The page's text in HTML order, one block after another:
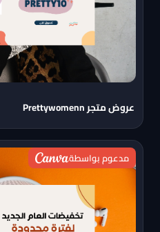
عروض متجر Prettywomenn
مدعوم بواسطة